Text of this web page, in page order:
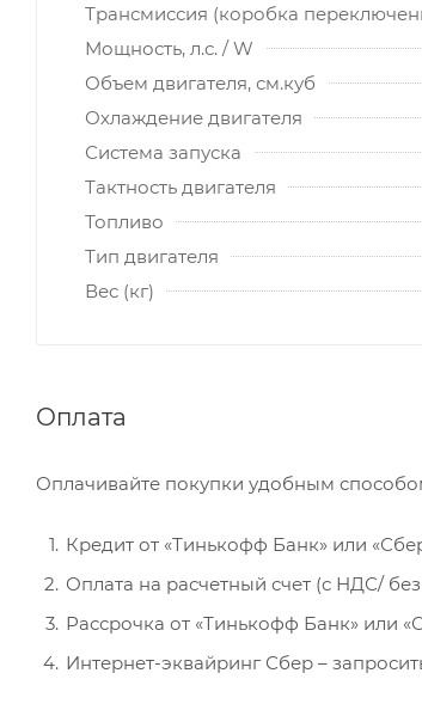
Трансмиссия (коробка
Мощность, л.с. / W
Объем двигателя, см.куб
Охлаждение двигателя
Система запуска
Тактность двигателя
Топливо
Тип двигателя
Вес (кг)
Оплата
Оплачивайте покупки удобным
Кредит от «Тинькофф Банк» или
Оплата на расчетный счет (с НДС/
Рассрочка от «Тинькофф Банк» или
Интернет-эквайринг Сбер –